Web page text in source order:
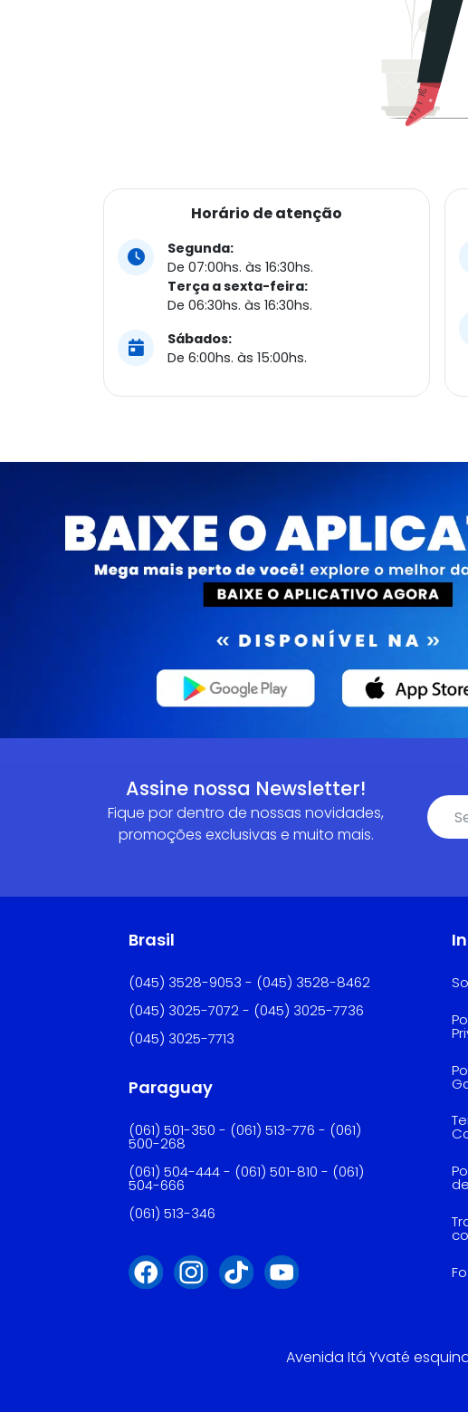
Horário de atenção
Segunda:
De 07:00hs. às 16:30hs.
Terça a sexta-feira:
De 06:30hs. às 16:30hs.
Sábados:
De 6:00hs. às 15:00hs.
Assine nossa Newsletter!
Fique por dentro de nossas novidades,
promoções exclusivas e muito mais.
Brasil
(045) 3528-9053 - (045) 3528-8462
(045) 3025-7072 - (045) 3025-7736
(045) 3025-7713
Paraguay
(061) 501-350 - (061) 513-776 - (061)
500-268
(061) 504-444 - (061) 501-810 - (061)
504-666
(061) 513-346
Avenida Itá Yvaté